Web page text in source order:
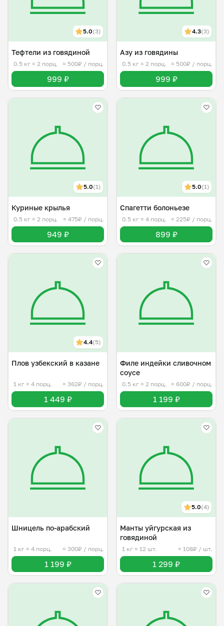
5.0(3)
Тефтели из говядиной
0.5 кг ≈ 2 порц. ≈ 500₽ / порц.
999 ₽
4.3(3)
Азу из говядины
0.5 кг ≈ 2 порц. ≈ 500₽ / порц.
999 ₽
5.0(1)
Куриные крылья
0.5 кг ≈ 2 порц. ≈ 475₽ / порц.
949 ₽
5.0(1)
Спагетти болоньезе
0.5 кг ≈ 4 порц. ≈ 225₽ / порц.
899 ₽
4.4(5)
Плов узбекский в казане
1 кг ≈ 4 порц. ≈ 362₽ / порц.
1 449 ₽
Филе индейки сливочном
соусе
0.5 кг ≈ 2 порц. ≈ 600₽ / порц.
1 199 ₽
Шницель по-арабский
1 кг ≈ 4 порц. ≈ 300₽ / порц.
1 199 ₽
5.0(4)
Манты уйгурская из
говядиной
1 кг ≈ 12 шт. ≈ 108₽ / шт.
1 299 ₽